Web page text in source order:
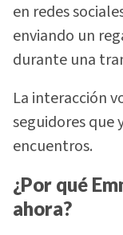
en redes
enviando un
durante una
La interacción
seguidores que
encuentros.
¿Por qué
ahora?